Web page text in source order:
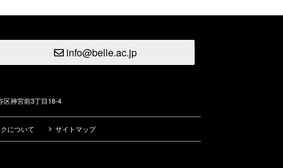
info@belle.ac.jp
神宮前3丁目18-4
について サイトマップ